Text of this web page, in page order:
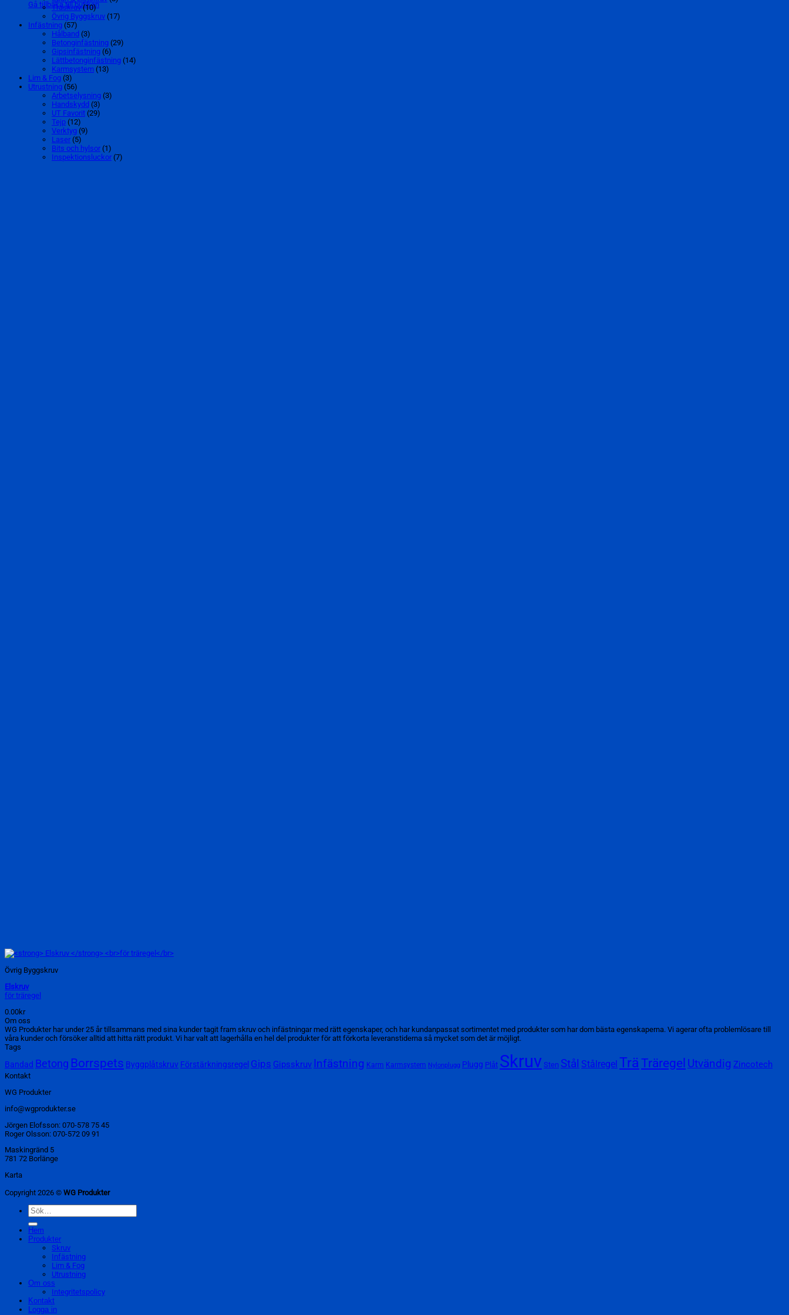
Gå tillbaka till butiken
Träskruv (10)
Övrig Byggskruv (17)
Infästning (57)
Hålband (3)
Betonginfästning (29)
Gipsinfästning (6)
Lättbetonginfästning (14)
Karmsystem (13)
Lim & Fog (3)
Utrustning (56)
Arbetselysning (3)
Handskydd (3)
UT Favorit (29)
Tejp (12)
Verktyg (9)
Laser (5)
Bits och hylsor (1)
Inspektionsluckor (7)
Övrig Byggskruv
Elskruv
för träregel
0.00kr
Om oss
WG Produkter har under 25 år tillsammans med sina kunder tagit fram skruv och infästningar med rätt egenskaper, och har kundanpassat sortimentet med produkter som har dom bästa egenskaperna. Vi agerar ofta problemlösare till
våra kunder och försöker alltid att hitta rätt produkt. Vi har valt att lagerhålla en hel del produkter för att förkorta leveranstiderna så mycket som det är möjligt.
Tags
Bandad Betong Borrspets Byggplåtskruv Förstärkningsregel Gips Gipsskruv Infästning Karm Karmsystem Nylonplugg Plugg Plåt Skruv Sten Stål Stålregel Trä Träregel Utvändig Zincotech
Kontakt
WG Produkter
info@wgprodukter.se
Jörgen Elofsson: 070-578 75 45
Roger Olsson: 070-572 09 91
Maskingränd 5
781 72 Borlänge
Karta
Copyright 2026 © WG Produkter
Sök
efter:
Hem
Produkter
Skruv
Infästning
Lim & Fog
Utrustning
Om oss
Integritetspolicy
Kontakt
Logga in